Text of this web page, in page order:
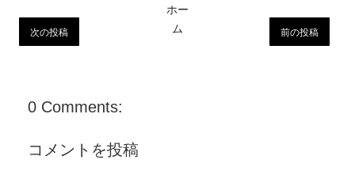
次の投稿 前の投稿
ホー
ム
0 Comments:
コメントを投稿